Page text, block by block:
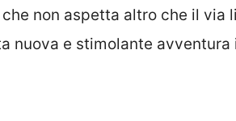
che non aspetta altro che il via
nuova e stimolante avventura